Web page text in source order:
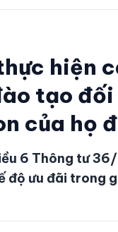
hiện
tạo
của họ
6 Thông tư
độ ưu đãi trong